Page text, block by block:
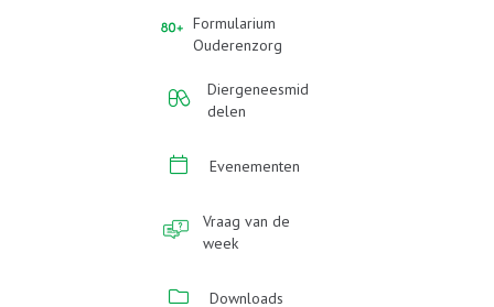
Formularium
Ouderenzorg
Diergeneesmid
delen
Evenementen
Vraag van de
week
Downloads